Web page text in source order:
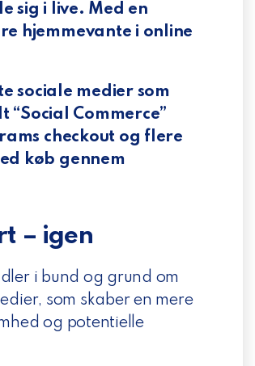
sig i live. Med en
hjemmevante i online
sociale medier som
Commerce”
checkout og flere
køb gennem
– igen
i bund og grund om
som skaber en mere
og potentielle